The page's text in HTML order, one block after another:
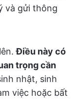
và gửi thông
Điều này có
trọng cần
nhật, sinh
việc hoặc bất